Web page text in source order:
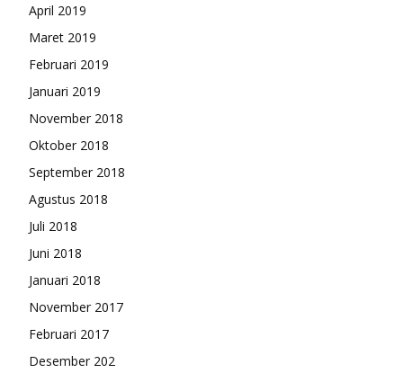
April 2019
Maret 2019
Februari 2019
Januari 2019
November 2018
Oktober 2018
September 2018
Agustus 2018
Juli 2018
Juni 2018
Januari 2018
November 2017
Februari 2017
Desember 202